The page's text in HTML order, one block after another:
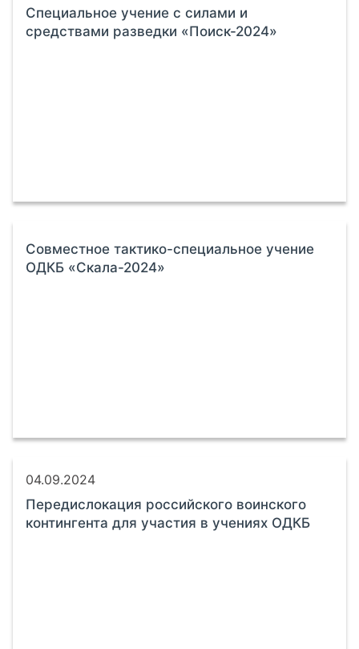
Cпециальное учение с силами и
средствами разведки «Поиск-2024»
Совместное тактико-специальное учение
ОДКБ «Скала-2024»
04.09.2024
Передислокация российского воинского
контингента для участия в учениях ОДКБ